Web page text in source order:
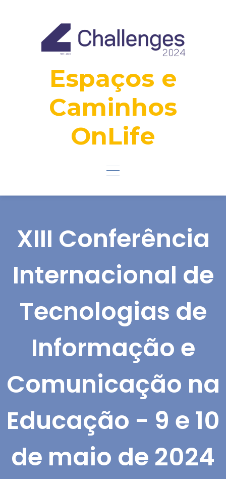
Espaços e
Caminhos
OnLife
XIII Conferência
Internacional de
Tecnologias de
Informação e
Comunicação na
Educação - 9 e 10
de maio de 2024